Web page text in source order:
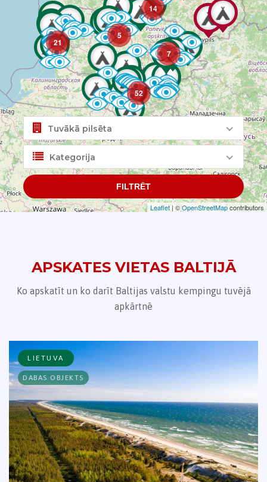
14
21
7
5
52
Leaflet | ©OpenStreetMapcontributors
Tuvākā pilsēta
Kategorija
FILTRĒT
APSKATES VIETAS BALTIJĀ
Ko apskatīt un ko darīt Baltijas valstu kempingu tuvējā
apkārtnē
LIETUVA
DABAS OBJEKTS